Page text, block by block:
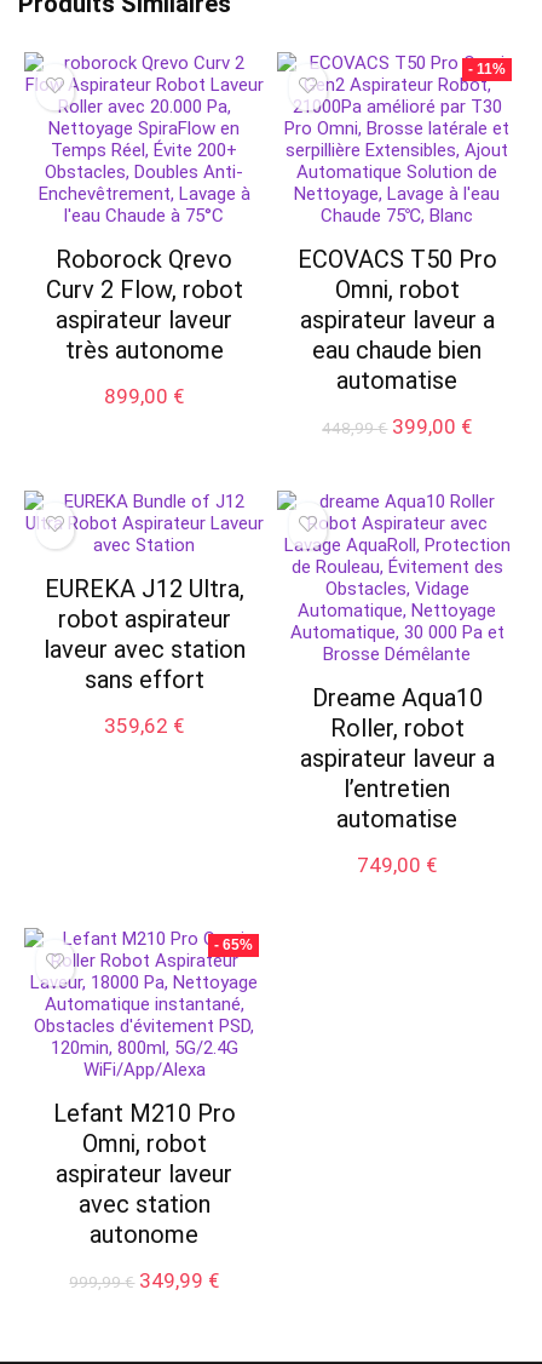
Roborock Qrevo
Curv 2 Flow, robot
aspirateur laveur
très autonome
899,00 €
- 11%
ECOVACS T50 Pro
Omni, robot
aspirateur laveur a
eau chaude bien
automatise
448,99€ Le
était :
448,99 €.
399,00 €Le
est :
399,00
EUREKA J12 Ultra,
robot aspirateur
laveur avec station
sans effort
359,62 €
Dreame Aqua10
Roller, robot
aspirateur laveur a
l’entretien
automatise
749,00 €
- 65%
Lefant M210 Pro
Omni, robot
aspirateur laveur
avec station
autonome
999,99€ Le
349,99 €Le